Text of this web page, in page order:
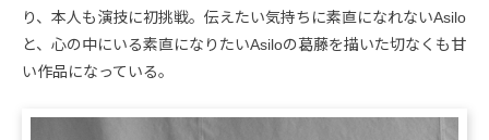
り、本人も演技に初挑戦。伝えたい気持ちに素直になれないAsilo
と、心の中にいる素直になりたいAsiloの葛藤を描いた切なくも甘
い作品になっている。